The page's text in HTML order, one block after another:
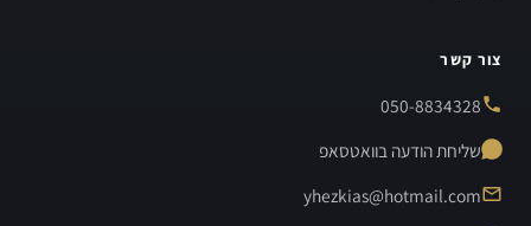
צור קשר
050-8834328
שליחת הודעה בוואטסאפ
yhezkias@hotmail.com